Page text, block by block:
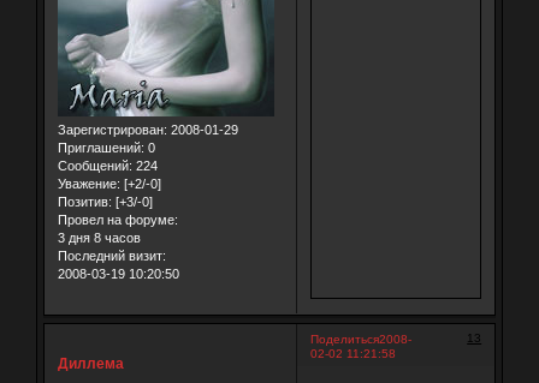
Зарегистрирован: 2008-01-29
Приглашений: 0
Сообщений: 224
Уважение: [+2/-0]
Позитив: [+3/-0]
Провел на форуме:
3 дня 8 часов
Последний визит:
2008-03-19 10:20:50
Поделиться 13
2008-
02-02 11:21:58
Диллема